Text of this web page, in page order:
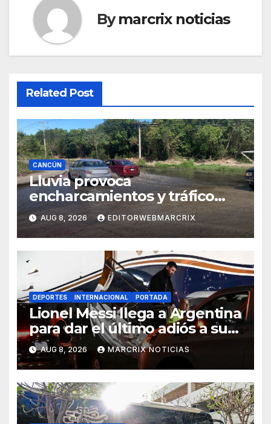
Bymarcrix noticias
Related Post
CANCÚN
Lluvia provoca
encharcamientos y tráfico
lento en Cancún
AUG 8, 2026 EDITORWEBMARCRIX
DEPORTES INTERNACIONAL PORTADA
Lionel Messi llega a Argentina
para dar el último adiós a su
padre
AUG 8, 2026 MARCRIX NOTICIAS